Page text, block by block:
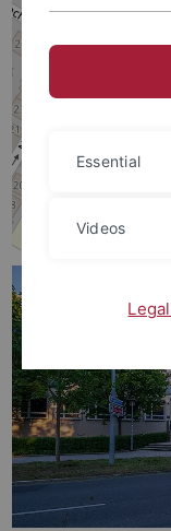
Essential
Videos